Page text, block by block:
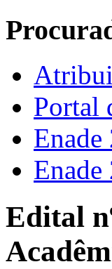
Portal
Enade
Enade
Edital